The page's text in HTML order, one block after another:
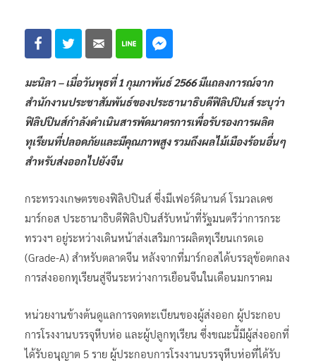
มะนิลา – เมื่อวันพุธที่ 1 กุมภาพันธ์ 2566 มีแถลงการณ์จาก
สำนักงานประชาสัมพันธ์ของประธานาธิบดีฟิลิปปินส์ ระบุว่า
ฟิลิปปินส์กำลังดำเนินสารพัดมาตรการเพื่อรับรองการผลิต
ทุเรียนที่ปลอดภัยและมีคุณภาพสูง รวมถึงผลไม้เมืองร้อนอื่นๆ
สำหรับส่งออกไปยังจีน
กระทรวงเกษตรของฟิลิปปินส์ ซึ่งมีเฟอร์ดินานด์ โรมวลเดซ
มาร์กอส ประธานาธิบดีฟิลิปปินส์รับหน้าที่รัฐมนตรีว่าการกระ
ทรวงฯ อยู่ระหว่างเดินหน้าส่งเสริมการผลิตทุเรียนเกรดเอ
(Grade-A) สำหรับตลาดจีน หลังจากที่มาร์กอสได้บรรลุข้อตกลง
การส่งออกทุเรียนสู่จีนระหว่างการเยือนจีนในเดือนมกราคม
หน่วยงานข้างต้นดูแลการจดทะเบียนของผู้ส่งออก ผู้ประกอบ
การโรงงานบรรจุหีบห่อ และผู้ปลูกทุเรียน ซึ่งขณะนี้มีผู้ส่งออกที่
ได้รับอนุญาต 5 ราย ผู้ประกอบการโรงงานบรรจุหีบห่อที่ได้รับ